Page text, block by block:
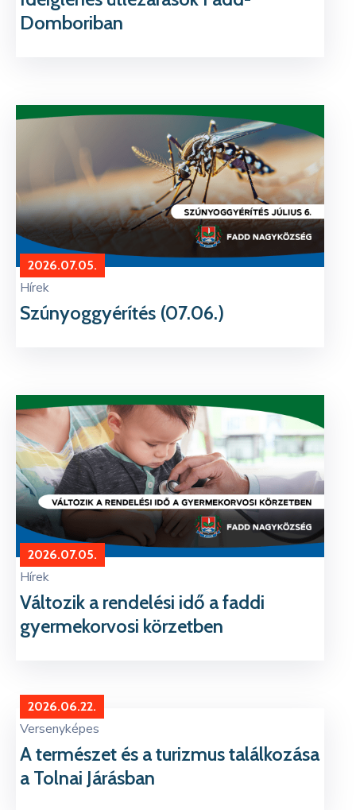
Domboriban
2026.07.05.
Hírek
Szúnyoggyérítés (07.06.)
2026.07.05.
Hírek
Változik a rendelési idő a faddi
gyermekorvosi körzetben
2026.06.22.
Versenyképes
A természet és a turizmus találkozása
a Tolnai Járásban